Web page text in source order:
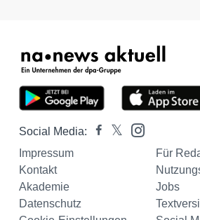
Social Media:
Impressum
Für
Kontakt
Akademie
Jobs
Datenschutz